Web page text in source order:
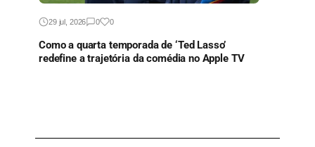
29 jul, 2026 0 0
Como a quarta temporada de ‘Ted Lasso’
redefine a trajetória da comédia no Apple TV